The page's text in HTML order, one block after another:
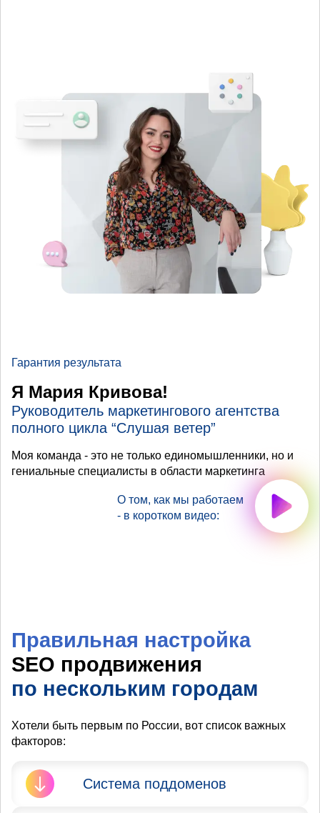
Гарантия результата
Я Мария Кривова!
Руководитель маркетингового агентства
полного цикла “Слушая ветер”
Моя команда - это не только единомышленники, но и
гениальные специалисты в области маркетинга
О том, как мы работаем
- в коротком видео:
Правильная настройка
SEO продвижения
по нескольким городам
Хотели быть первым по России, вот список важных
факторов:
Система поддоменов